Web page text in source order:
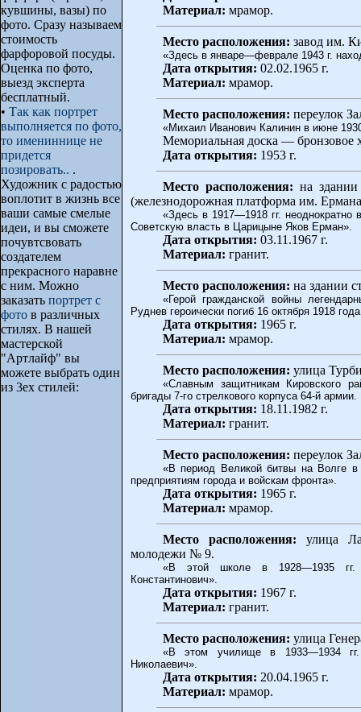
кувшины, вазы) по
фото. Сразу называем
стоимость
фарфоровой посуды.
Оценка по фото,
выезд эксперта
бесплатный.
• Так как портрет
выполняется по фото,
то имениннице не
придется
позировать.. .
Художник с радостью
воплотит в жизнь все
ваши самые смелые
идеи, и вы сможете
почувтсвовать
создателем
прекрасного наравне
с ним. Можно
заказать портрет с
фото в различных
стилях. В нашей
мастерской
"Артлайф" вы
можете выбрать один
из 3ех стилей:
Материал: мрамор.
Место расположения: завод им.
«Здесь в январе—феврале 1943 г.
Дата открытия: 02.02.1965 г.
Материал: мрамор.
Место расположения: переулок
«Михаил Иванович Калинин в июне
Мемориальная доска — бронзовое
Дата открытия: 1953 г.
Место расположения: на
(железнодорожная платформа им.
«Здесь в 1917—1918 гг. неоднократно
Советскую власть в Царицыне Яков Ерман».
Дата открытия: 03.11.1967 г.
Материал: гранит.
Место расположения: на здании
«Герой гражданской войны
Руднев героически погиб 16 октября 1918
Дата открытия: 1965 г.
Материал: мрамор.
Место расположения: улица
«Славным защитникам Кировского
бригады 7-го стрелкового корпуса 64-й
Дата открытия: 18.11.1982 г.
Материал: гранит.
Место расположения: переулок
«В период Великой битвы на Волге
предприятиям города и войскам фронта».
Дата открытия: 1965 г.
Материал: мрамор.
Место расположения: улица
молодежи № 9.
«В этой школе в 1928—1935 гг.
Константинович».
Дата открытия: 1967 г.
Материал: гранит.
Место расположения: улица
«В этом училище в 1933—1934 гг.
Николаевич».
Дата открытия: 20.04.1965 г.
Материал: мрамор.